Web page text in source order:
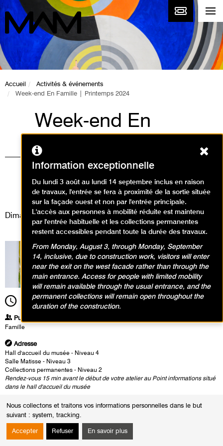
Nous collectons et traitons vos informations personnelles dans le but
suivant : system, tracking.
Accepter Refuser En savoir plus
Accueil
Activités & événements
Week-end En Famille | Printemps 2024
Week-end En
Famille | Printemps
2024
Ateliers, Événement / Créer en
famille
Dimanche 28 avril 2024
10h00 8h00
Publics
Famille
Adresse
Hall d'accueil du musée - Niveau 4
Salle Matisse - Niveau 3
Collections permanentes - Niveau 2
Rendez-vous 15 min avant le début de votre atelier au Point informations situé
dans le hall d'accueil du musée
Heures
Du :
Samedi 27 avril 2024
Le :
Dimanche 28 avril 2024 de 10h00 à 18h00
Information exceptionnelle
Du lundi 3 août au lundi 14 septembre inclus en raison
de travaux, l'entrée se fera à proximité de la sortie située
sur la façade ouest et non par l'entrée principale.
L'accès aux personnes à mobilité réduite est maintenu
par l'entrée habituelle et les collections permanentes
restent accessibles pendant toute la durée des travaux.
From Monday, August 3, through Monday, September
14, inclusive, due to construction work, visitors will enter
near the exit on the west facade rather than through the
main entrance. Access for people with limited mobility
will remain available through the usual entrance, and the
permanent collections will remain open throughout the
duration of the construction.